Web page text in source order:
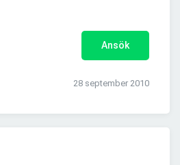
Ansök
28 september 2010